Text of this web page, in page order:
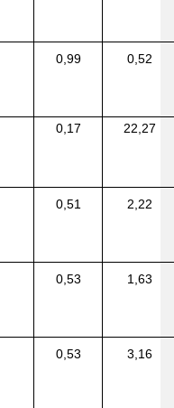
0,99 0,52
0,17 22,27
0,51 2,22
0,53 1,63
0,53 3,16